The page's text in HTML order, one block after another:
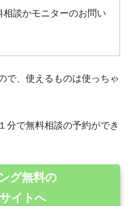
談かモニターのお問い
で、使えるものは使っちゃ
分で無料相談の予約ができ
グ無料の
イトへ